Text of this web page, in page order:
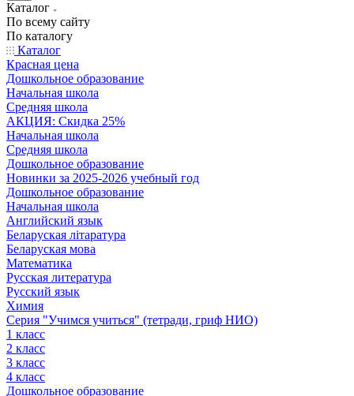
Каталог
По всему сайту
По каталогу
Каталог
Красная цена
Дошкольное образование
Начальная школа
Средняя школа
АКЦИЯ: Скидка 25%
Начальная школа
Средняя школа
Дошкольное образование
Новинки за 2025-2026 учебный год
Дошкольное образование
Начальная школа
Английский язык
Беларуская літаратура
Беларуская мова
Математика
Русская литература
Русский язык
Химия
Серия "Учимся учиться" (тетради, гриф НИО)
1 класс
2 класс
3 класс
4 класс
Дошкольное образование